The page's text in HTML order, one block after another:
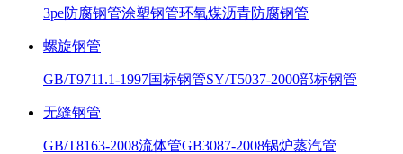
3pe防腐钢管涂塑钢管环氧煤沥青防腐钢管
螺旋钢管
GB/T9711.1-1997国标钢管SY/T5037-2000部标钢管
无缝钢管
GB/T8163-2008流体管GB3087-2008锅炉蒸汽管